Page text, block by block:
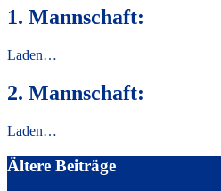
1. Mannschaft:
Laden…
2. Mannschaft:
Laden…
Ältere Beiträge